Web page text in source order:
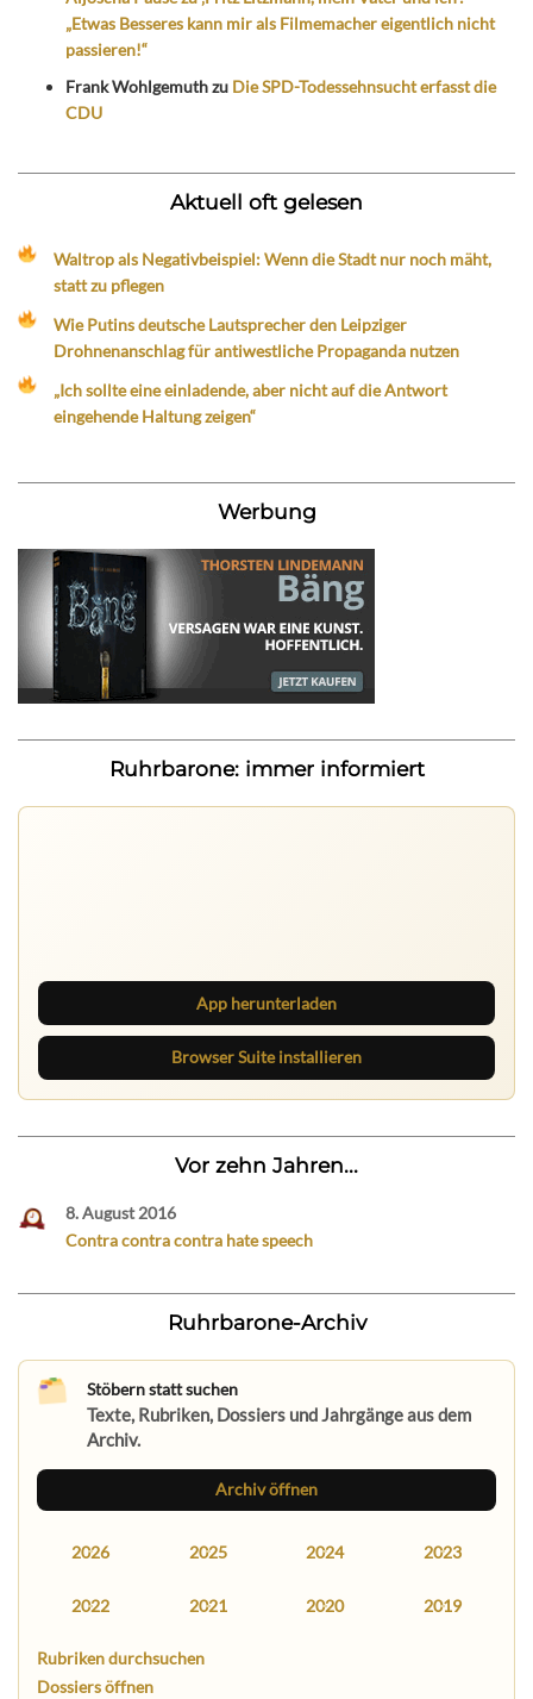
„Etwas Besseres kann mir als Filmemacher eigentlich nicht
passieren!“
Frank Wohlgemuthzu Die SPD-Todessehnsucht erfasst die
CDU
Aktuell oft gelesen
Waltrop als Negativbeispiel: Wenn die Stadt nur noch mäht,
statt zu pflegen
Wie Putins deutsche Lautsprecher den Leipziger
Drohnenanschlag für antiwestliche Propaganda nutzen
„Ich sollte eine einladende, aber nicht auf die Antwort
eingehende Haltung zeigen“
Werbung
Ruhrbarone: immer informiert
App herunterladen
Browser Suite installieren
Vor zehn Jahren...
8. August 2016
Contra contra contra hate speech
Ruhrbarone-Archiv
Stöbern statt suchen
Texte, Rubriken, Dossiers und Jahrgänge aus dem
Archiv.
Archiv öffnen
2026 2025 2024 2023
2022 2021 2020 2019
Rubriken durchsuchen
Dossiers öffnen